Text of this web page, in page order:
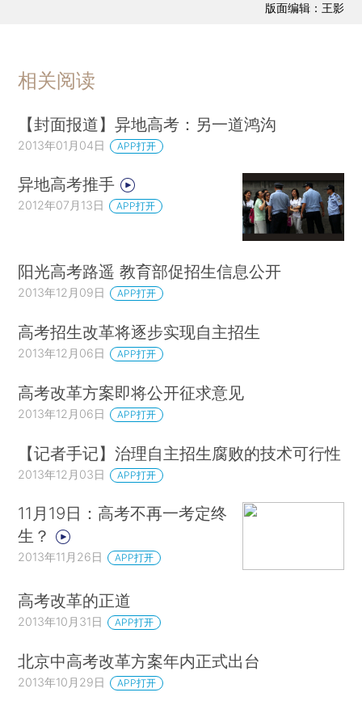
版面编辑：王影
相关阅读
【封面报道】异地高考：另一道鸿沟
2013年01月04日 APP打开
异地高考推手
2012年07月13日 APP打开
阳光高考路遥 教育部促招生信息公开
2013年12月09日 APP打开
高考招生改革将逐步实现自主招生
2013年12月06日 APP打开
高考改革方案即将公开征求意见
2013年12月06日 APP打开
【记者手记】治理自主招生腐败的技术可行性
2013年12月03日 APP打开
11月19日：高考不再一考定终
生？
2013年11月26日 APP打开
高考改革的正道
2013年10月31日 APP打开
北京中高考改革方案年内正式出台
2013年10月29日 APP打开